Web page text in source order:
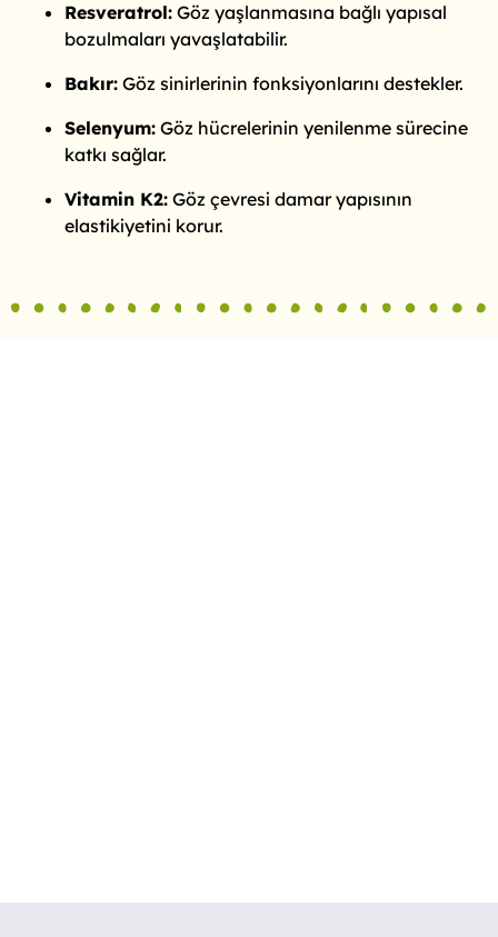
Resveratrol: Göz yaşlanmasına bağlı yapısal
bozulmaları yavaşlatabilir.
Bakır: Göz sinirlerinin fonksiyonlarını destekler.
Selenyum: Göz hücrelerinin yenilenme sürecine
katkı sağlar.
Vitamin K2: Göz çevresi damar yapısının
elastikiyetini korur.